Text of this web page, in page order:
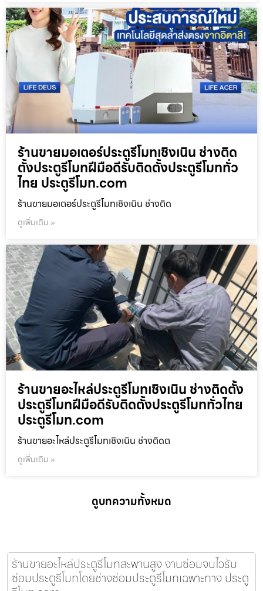
ร้านขายมอเตอร์ประตูรีโมทเชิงเนิน ช่างติด
ตั้งประตูรีโมทฝีมือดีรับติดตั้งประตูรีโมททั่ว
ไทย ประตูรีโมท.com
ร้านขายมอเตอร์ประตูรีโมทเชิงเนิน ช่างติด
ดูเพิ่มเติม »
ร้านขายอะไหล่ประตูรีโมทเชิงเนิน ช่างติดตั้ง
ประตูรีโมทฝีมือดีรับติดตั้งประตูรีโมททั่วไทย
ประตูรีโมท.com
ร้านขายอะไหล่ประตูรีโมทเชิงเนิน ช่างติดต
ดูเพิ่มเติม »
ดูบทความทั้งหมด
ร้านขายอะไหล่ประตูรีโมทสะพานสูง งานซ่อมจบไวรับ
ซ่อมประตูรีโมทโดยช่างซ่อมประตูรีโมทเฉพาะทาง ประตู